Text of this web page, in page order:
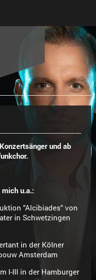
und ab
u.a.:
"Alcibiades" von
in Schwetzingen
in der Kölner
Amsterdam
I-III in der Hamburger